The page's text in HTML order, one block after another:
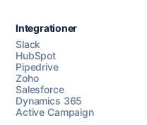
Chat med os
Integrationer
Slack
HubSpot
Pipedrive
Zoho
Salesforce
Dynamics 365
Active Campaign